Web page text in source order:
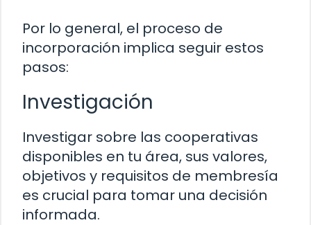
Por lo general, el proceso de
incorporación implica seguir estos
pasos:
Investigación
Investigar sobre las cooperativas
disponibles en tu área, sus valores,
objetivos y requisitos de membresía
es crucial para tomar una decisión
informada.